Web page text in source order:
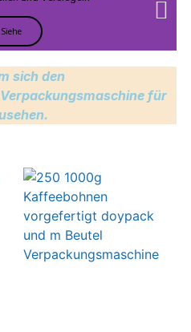
Siehe
sich den
für